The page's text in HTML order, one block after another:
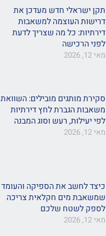
תקן ישראלי חדש מעדכן את
דרישות העוצמה למשאבות
דירתיות: כל מה שצריך לדעת
לפני הרכישה
מאי 12, 2026
סקירת מותגים מובילים: השוואת
משאבות הגברת לחץ דירתיות
לפי יעילות, רעש וסוג המבנה
מאי 12, 2026
כיצד לחשב את הספיקה והעומד
שמשאבת מים חקלאית צריכה
לספק לשטח שלכם
מאי 12, 2026